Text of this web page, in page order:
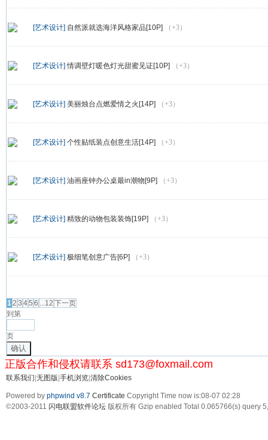
[艺术设计] 自然派就选海洋风格家品[10P] （+3）
[艺术设计] 情调壁灯暖色灯光甜蜜见证[10P] （+3）
[艺术设计] 美丽烛台点燃爱情之火[14P] （+3）
[艺术设计] 个性贴纸装点创意生活[14P] （+3）
[艺术设计] 油画座钟办公桌最in潮物[9P] （+3）
[艺术设计] 精致的动物包装装饰[19P] （+3）
[艺术设计] 极细笔创意广告[6P] （+3）
12 3 45 6 ...12 下一页
到第
页
确认
正版合作和侵权请联系 sd173@foxmail.com
联系我们|无图版|手机浏览|清除Cookies
Powered by phpwind v8.7 Certificate Copyright Time now is:08-07 02:28
©2003-2011 闪电联盟软件论坛 版权所有 Gzip enabled Total 0.065766(s) query 5,